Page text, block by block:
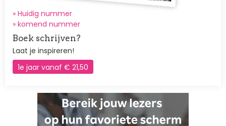
» Huidig nummer
» komend nummer
Boek schrijven?
Laat je inspireren!
1e jaar vanaf € 21,50